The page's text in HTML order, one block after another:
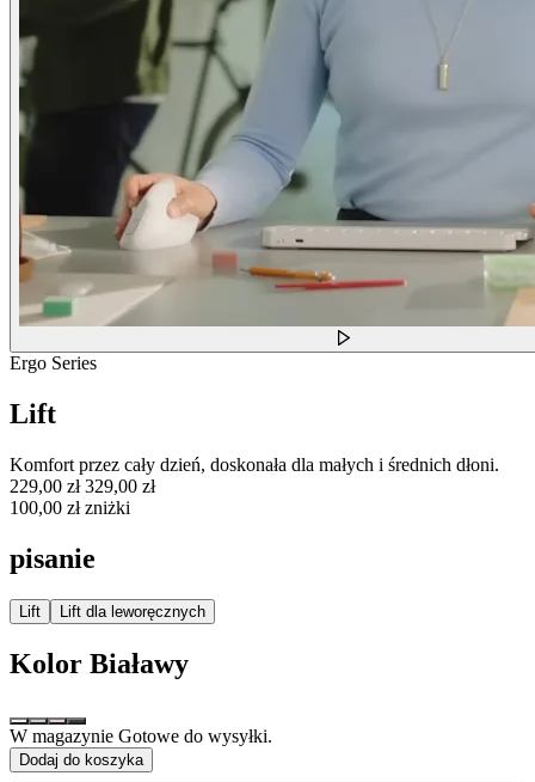
Ergo Series
Lift
Komfort przez cały dzień, doskonała dla małych i średnich dłoni.
229,00 zł 329,00 zł
100,00 zł zniżki
pisanie
Lift Lift dla leworęcznych
Kolor Białawy
W magazynie Gotowe do wysyłki.
Dodaj do koszyka